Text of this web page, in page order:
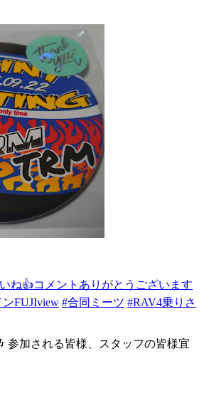
ね👍コメントありがとうございます
FUJIview #合同ミーツ #RAV4乗りさ
参加される皆様、スタッフの皆様宜